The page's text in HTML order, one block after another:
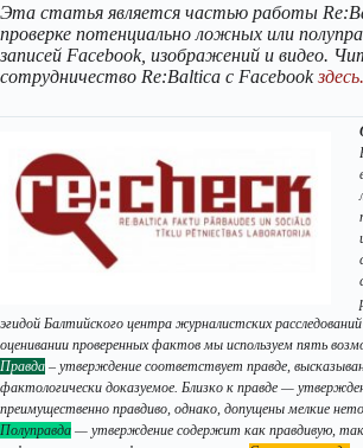
Эта статья является частью работы
проверке потенциально ложных или
записей Facebook, изображений и видео.
сотрудничество Re:Baltica с Facebookздесь.
эгидой Балтийского центра журналистских расследований
оценивании проверенных фактов мы используем пять
Правда – утверждение соответствует правде,
фактологически доказуемое. Близко к правде —
преимущественно правдиво, однако, допущены мелкие
Полуправда — утверждение содержит как правдивую,